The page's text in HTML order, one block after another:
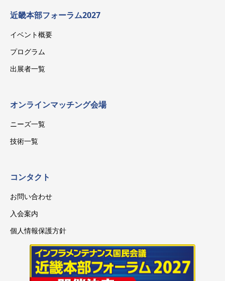
近畿本部フォーラム2027
イベント概要
プログラム
出展者一覧
オンラインマッチング会場
ニーズ一覧
技術一覧
コンタクト
お問い合わせ
入会案内
個人情報保護方針